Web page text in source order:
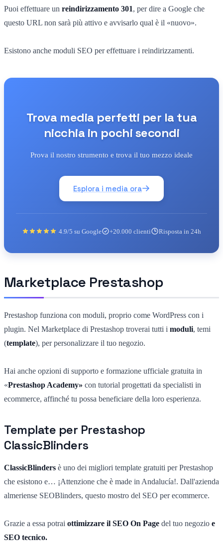
Puoi effettuare un reindirizzamento 301, per dire a Google che
questo URL non sarà più attivo e avvisarlo qual è il «nuovo».
Esistono anche moduli SEO per effettuare i reindirizzamenti.
Trova media perfetti per la tua
nicchia in pochi secondi
Prova il nostro strumento e trova il tuo mezzo ideale
Esplora i media ora
4.9/5 su Google +20.000 clienti Risposta in 24h
Marketplace Prestashop
Prestashop funziona con moduli, proprio come WordPress con i
plugin. Nel Marketplace di Prestashop troverai tutti i moduli, temi
(template), per personalizzare il tuo negozio.
Hai anche opzioni di supporto e formazione ufficiale gratuita in
«Prestashop Academy» con tutorial progettati da specialisti in
ecommerce, affinché tu possa beneficiare della loro esperienza.
Template per Prestashop
ClassicBlinders
ClassicBlinders è uno dei migliori template gratuiti per Prestashop
che esistono e… ¡Attenzione che è made in Andalucía!. Dall'azienda
almeriense SEOBlinders, questo mostro del SEO per ecommerce.
Grazie a essa potrai ottimizzare il SEO On Page del tuo negozio e
SEO tecnico.